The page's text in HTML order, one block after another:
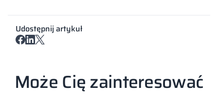
Udostępnij artykuł
Może Cię zainteresować